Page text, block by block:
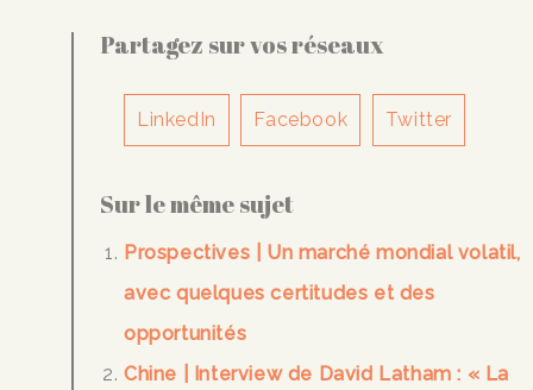
Partagez sur vos réseaux
LinkedIn Facebook Twitter
Sur le même sujet
Prospectives | Un marché mondial volatil,
avec quelques certitudes et des
opportunités
Chine | Interview de David Latham : « La